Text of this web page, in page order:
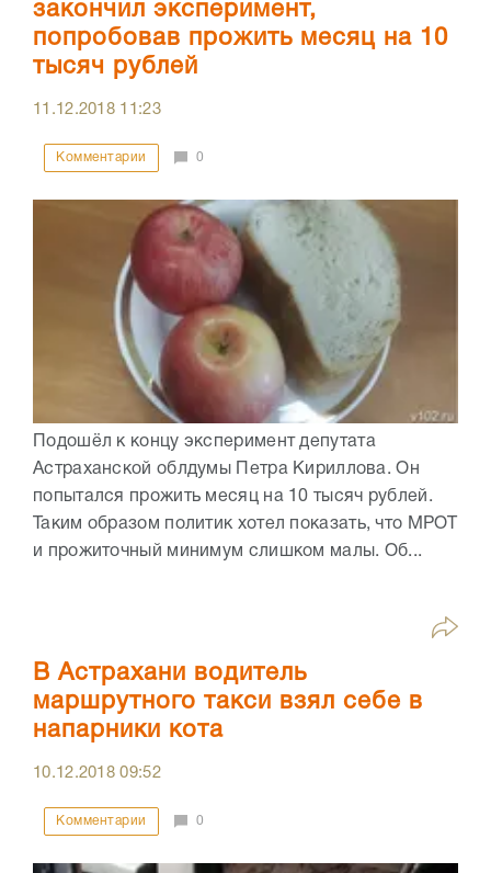
закончил эксперимент,
попробовав прожить месяц на 10
тысяч рублей
11.12.2018 11:23
Комментарии 0
Подошёл к концу эксперимент депутата
Астраханской облдумы Петра Кириллова. Он
попытался прожить месяц на 10 тысяч рублей.
Таким образом политик хотел показать, что МРОТ
и прожиточный минимум слишком малы. Об...
В Астрахани водитель
маршрутного такси взял себе в
напарники кота
10.12.201809:52
Комментарии 0